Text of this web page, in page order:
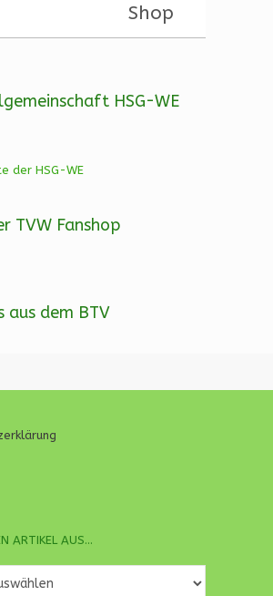
Shop
HSG-WE
der HSG-WE
TVW Fanshop
aus dem BTV
ARTIKEL AUS…